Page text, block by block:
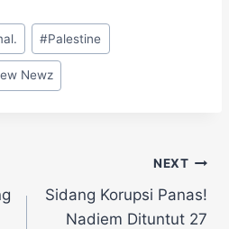
#Palestine
Newz
NEXT
Sidang Korupsi Panas!
Nadiem Dituntut 27